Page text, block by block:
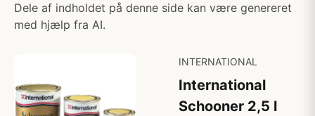
Dele af indholdet på denne side kan være genereret
med hjælp fra AI.
INTERNATIONAL
International
Schooner 2,5 l